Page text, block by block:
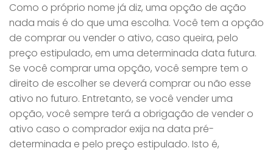
Como o próprio nome já diz, uma opção de ação
nada mais é do que uma escolha. Você tem a opção
de comprar ou vender o ativo, caso queira, pelo
preço estipulado, em uma determinada data futura.
Se você comprar uma opção, você sempre tem o
direito de escolher se deverá comprar ou não esse
ativo no futuro. Entretanto, se você vender uma
opção, você sempre terá a obrigação de vender o
ativo caso o comprador exija na data pré-
determinada e pelo preço estipulado. Isto é,